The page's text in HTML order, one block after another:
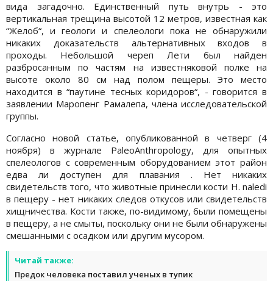
вида загадочно. Единственный путь внутрь - это
вертикальная трещина высотой 12 метров, известная как
“Желоб“, и геологи и спелеологи пока не обнаружили
никаких доказательств альтернативных входов в
проходы. Небольшой череп Лети был найден
разбросанным по частям на известняковой полке на
высоте около 80 см над полом пещеры. Это место
находится в “паутине тесных коридоров“, - говорится в
заявлении Маропенг Рамалепа, члена исследовательской
группы.
Согласно новой статье, опубликованной в четверг (4
ноября) в журнале PaleoAnthropology, для опытных
спелеологов с современным оборудованием этот район
едва ли доступен для плавания . Нет никаких
свидетельств того, что животные принесли кости H. naledi
в пещеру - нет никаких следов откусов или свидетельств
хищничества. Кости также, по-видимому, были помещены
в пещеру, а не смыты, поскольку они не были обнаружены
смешанными с осадком или другим мусором.
Читай также:
Предок человека поставил ученых в тупик